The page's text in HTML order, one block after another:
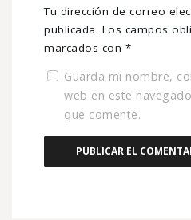
Tu dirección de correo
publicada. Los campos
marcados con *
Guarda mi nombre,
web en este
que comente.